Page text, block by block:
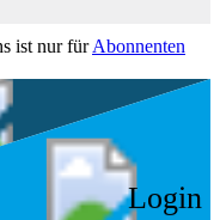
ist nur fürAbonnenten
Login